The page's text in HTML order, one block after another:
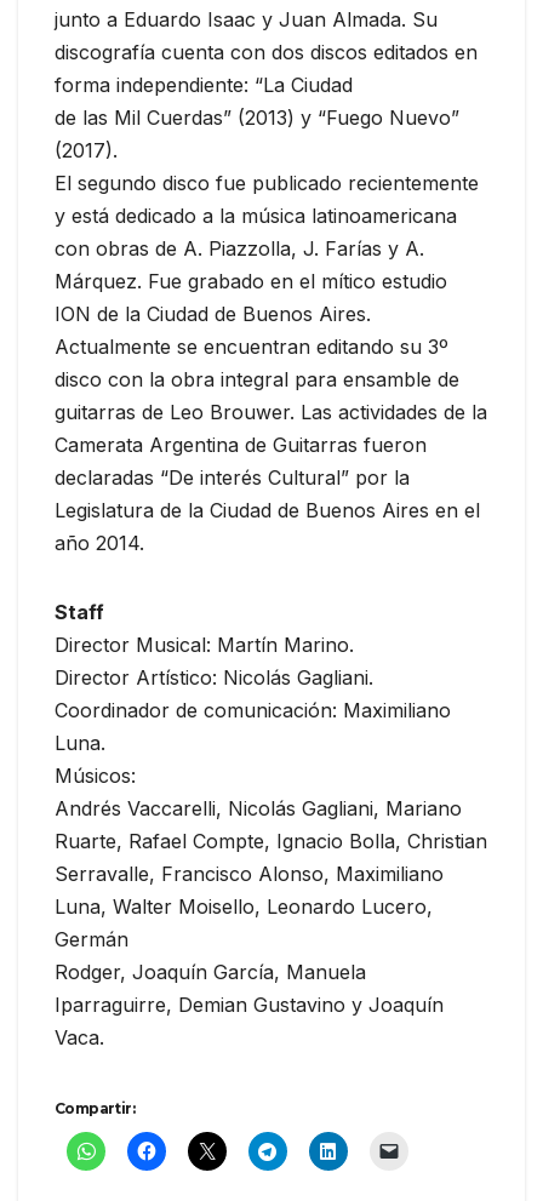
junto a Eduardo Isaac y Juan Almada. Su
discografía cuenta con dos discos editados en
forma independiente: “La Ciudad
de las Mil Cuerdas” (2013)​ y “Fuego Nuevo”
(2017).
El segundo disco fue publicado recientemente
y está dedicado a la música latinoamericana
con obras de A. Piazzolla, J. Farías y A.
Márquez. Fue grabado en el mítico estudio
ION de la Ciudad de Buenos Aires.
Actualmente se encuentran editando su 3º
disco con la obra integral para ensamble de
guitarras de Leo Brouwer. Las actividades de la
Camerata Argentina de Guitarras fueron
declaradas “De interés Cultural”​ por la
Legislatura de la Ciudad de Buenos Aires​ en el
año 2014.
Staff
Director Musical: Martín Marino.
Director Artístico: Nicolás Gagliani.
Coordinador de comunicación: Maximiliano
Luna.
Músicos:
Andrés Vaccarelli, Nicolás Gagliani, Mariano
Ruarte, Rafael Compte, Ignacio Bolla, Christian
Serravalle, Francisco Alonso, Maximiliano
Luna, Walter Moisello, Leonardo Lucero,
Germán
Rodger, Joaquín García, Manuela
Iparraguirre, Demian Gustavino y Joaquín
Vaca.
Compartir: